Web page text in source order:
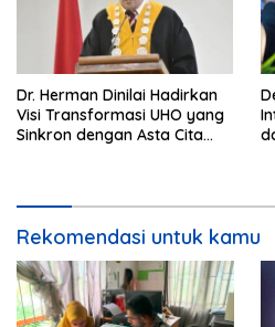
Dr. Herman Dinilai Hadirkan
Visi Transformasi UHO yang
Sinkron dengan Asta Cita
Rekomendasi untuk kamu